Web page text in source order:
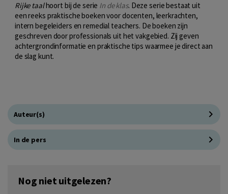
Rijke taalhoort bij de serie In de klas. Deze serie bestaat uit
een reeks praktische boeken voor docenten, leerkrachten,
intern begeleiders en remedial teachers. De boeken zijn
geschreven door professionals uit het vakgebied. Zij geven
achtergrondinformatie en praktische tips waarmee je direct aan
de slag kunt.
Auteur(s)
In de pers
Nog niet uitgelezen?